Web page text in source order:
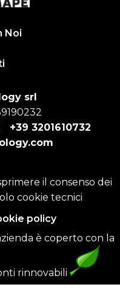
Noi
srl
+39 3201610732
il consenso dei
cookie tecnici
policy
è coperto con la
rinnovabili